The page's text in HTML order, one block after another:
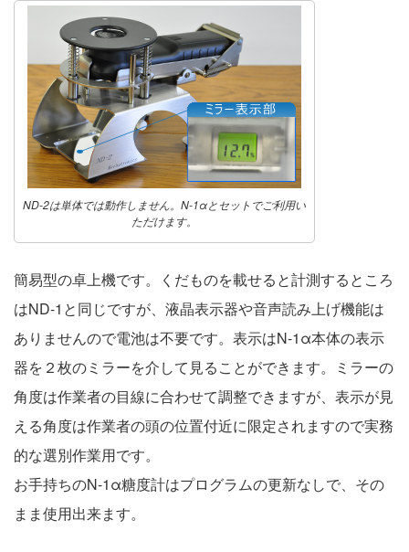
ND-2は単体では動作しません。N-1αとセットでご利用い
ただけます。
簡易型の卓上機です。くだものを載せると計測するところ
はND-1と同じですが、液晶表示器や音声読み上げ機能は
ありませんので電池は不要です。表示はN-1α本体の表示
器を２枚のミラーを介して見ることができます。ミラーの
角度は作業者の目線に合わせて調整できますが、表示が見
える角度は作業者の頭の位置付近に限定されますので実務
的な選別作業用です。
お手持ちのN-1α糖度計はプログラムの更新なしで、その
まま使用出来ます。